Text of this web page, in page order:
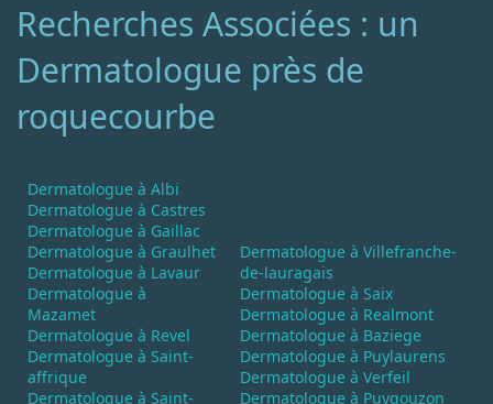
Recherches Associées : un
Dermatologue près de
roquecourbe
Dermatologue à Albi
Dermatologue à Castres
Dermatologue à Gaillac
Dermatologue à Graulhet
Dermatologue à Lavaur
Dermatologue à
Mazamet
Dermatologue à Revel
Dermatologue à Saint-
affrique
Dermatologue à Saint-
Dermatologue à Villefranche-
de-lauragais
Dermatologue à Saix
Dermatologue à Realmont
Dermatologue à Baziege
Dermatologue à Puylaurens
Dermatologue à Verfeil
Dermatologue à Puygouzon